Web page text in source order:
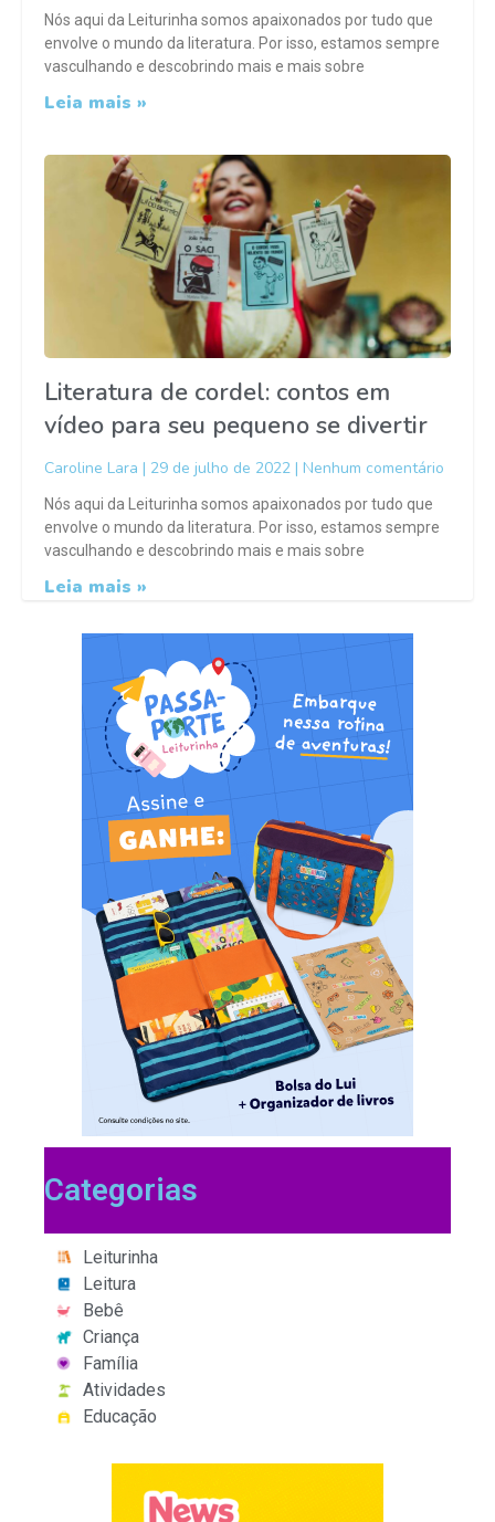
Nós aqui da Leiturinha somos apaixonados por tudo que
envolve o mundo da literatura. Por isso, estamos sempre
vasculhando e descobrindo mais e mais sobre
Leia mais »
Literatura de cordel: contos em
vídeo para seu pequeno se divertir
Caroline Lara 29 de julho de 2022 Nenhum comentário
Nós aqui da Leiturinha somos apaixonados por tudo que
envolve o mundo da literatura. Por isso, estamos sempre
vasculhando e descobrindo mais e mais sobre
Leia mais »
Categorias
Leiturinha
Leitura
Bebê
Criança
Família
Atividades
Educação